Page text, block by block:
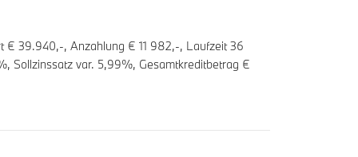
€ 39.940,-, Anzahlung € 11 982,-, Laufzeit36
Sollzinssatz var. 5,99%, Gesamtkreditbetrag €